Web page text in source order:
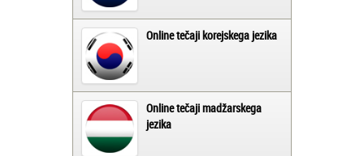
Online tečaji korejskega jezika
Online tečaji madžarskega
jezika